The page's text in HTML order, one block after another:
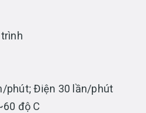
phút; Điện 30 lần/phút
độ C